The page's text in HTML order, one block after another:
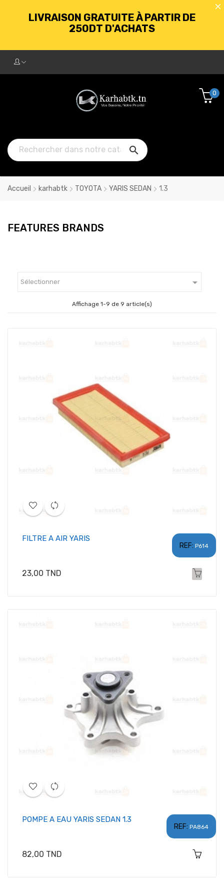
LIVRAISON GRATUITE À PARTIR DE
250DT D'ACHATS
BIENVENUE CHEZ KARHABTK.TN

0
Accueil karhabtk TOYOTA YARIS SEDAN 1.3
FEATURES BRANDS
Sélectionner 
Affichage 1-9 de 9 article(s)
REF: P614
FILTRE A AIR YARIS
Prix
23,00 TND
REF: PA864
POMPE A EAU YARIS SEDAN 1.3
Prix
82,00 TND